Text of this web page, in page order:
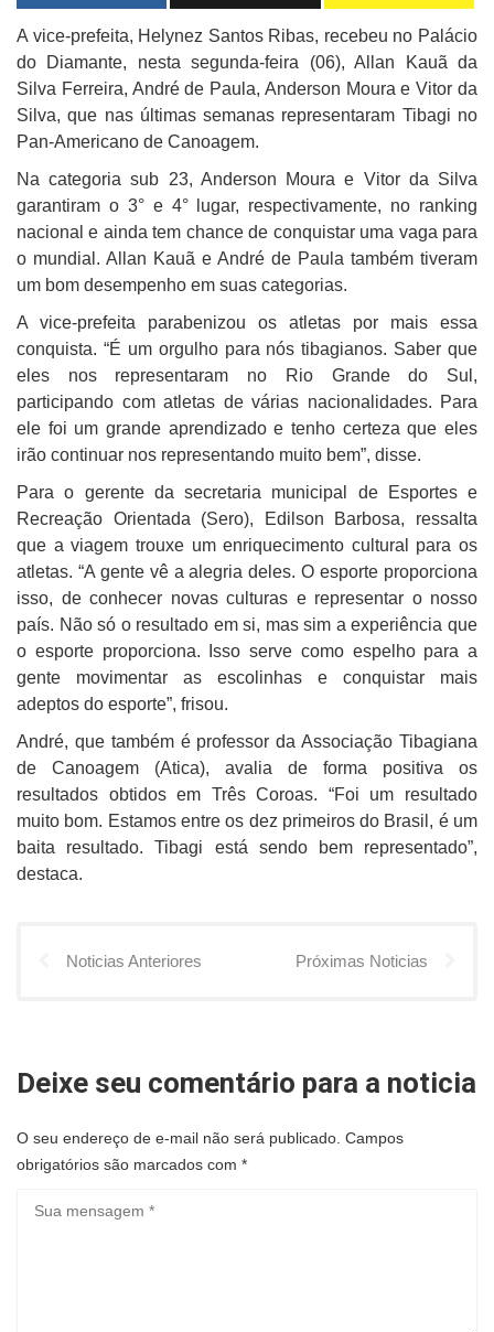
A vice-prefeita, Helynez Santos Ribas, recebeu no Palácio
do Diamante, nestasegunda-feira (06), Allan Kauã da
Silva Ferreira, André de Paula, Anderson Moura e Vitor da
Silva, que nas últimas semanas representaram Tibagi no
Pan-Americano de Canoagem.
Na categoria sub 23, Anderson Moura e Vitor da Silva
garantiram o 3° e 4° lugar, respectivamente, no ranking
nacional e ainda tem chance de conquistar uma vaga para
o mundial. Allan Kauã e André de Paula também tiveram
um bom desempenho em suas categorias.
A vice-prefeita parabenizou os atletas por mais essa
conquista. “É um orgulho para nós tibagianos. Saber que
eles nos representaram no Rio Grande do Sul,
participando com atletas de várias nacionalidades. Para
ele foi um grande aprendizado e tenho certeza que eles
irão continuar nos representando muito bem”, disse.
Para o gerente da secretaria municipal de Esportes e
Recreação Orientada (Sero), Edilson Barbosa, ressalta
que a viagem trouxe um enriquecimento cultural para os
atletas. “A gente vê a alegria deles. O esporte proporciona
isso, de conhecer novas culturas e representar o nosso
país. Não só o resultado em si, mas sim a experiência que
o esporte proporciona. Isso serve como espelho para a
gente movimentar as escolinhas e conquistar mais
adeptos do esporte”, frisou.
André, que também é professor da Associação Tibagiana
de Canoagem (Atica), avalia de forma positiva os
resultados obtidos em Três Coroas. “Foi um resultado
muito bom. Estamos entre os dez primeiros do Brasil, é um
baita resultado. Tibagi está sendo bem representado”,
destaca.
Noticias Anteriores Próximas Noticias
Deixe seu comentário para a noticia
O seu endereço de e-mail não será publicado. Campos
obrigatórios são marcados com *